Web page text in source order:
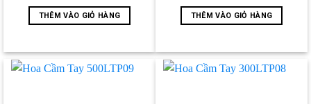
5
THÊM VÀO GIỎ HÀNG
5
THÊM VÀO GIỎ HÀNG